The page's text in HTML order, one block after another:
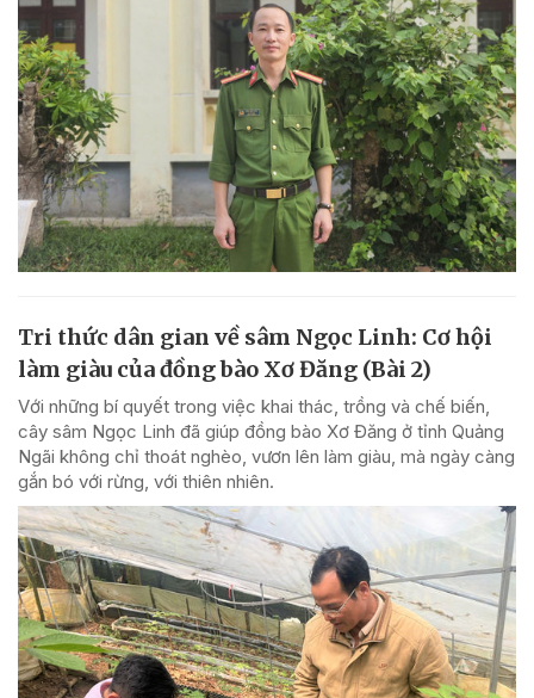
Tri thức dân gian về sâm Ngọc Linh: Cơ hội
làm giàu của đồng bào Xơ Đăng (Bài 2)
Với những bí quyết trong việc khai thác, trồng và chế biến,
cây sâm Ngọc Linh đã giúp đồng bào Xơ Đăng ở tỉnh Quảng
Ngãi không chỉ thoát nghèo, vươn lên làm giàu, mà ngày càng
gắn bó với rừng, với thiên nhiên.